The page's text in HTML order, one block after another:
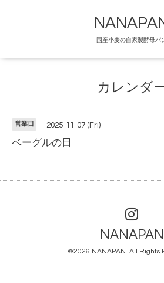
国産小麦の自家製酵母パ
カレンダ
営業日 2025-11-07 (Fri)
ベーグルの日
NANAPAN
©2026 NANAPAN. All Rights